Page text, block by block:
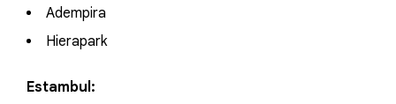
Adempira
Hierapark
Estambul: